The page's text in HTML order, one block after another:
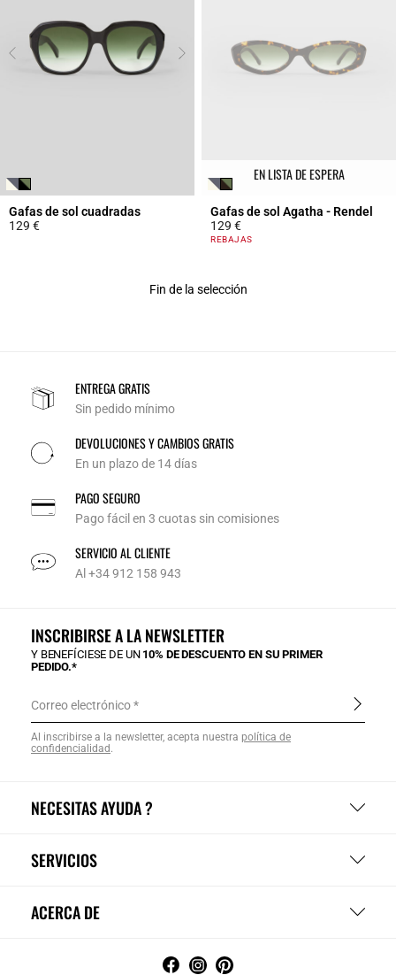
Gafas de sol cuadradas
129 €
EN LISTA DE ESPERA
Gafas de sol Agatha - Rendel
129 €
3,1 out of 5 Customer Rating
REBAJAS
Fin de la selección
ENTREGA GRATIS
Sin pedido mínimo
DEVOLUCIONES Y CAMBIOS GRATIS
En un plazo de 14 días
PAGO SEGURO
Pago fácil en 3 cuotas sin comisiones
SERVICIO AL CLIENTE
Al +34 912 158 943
NECESITAS AYUDA ?
SERVICIOS
ACERCA DE
INSCRIBIRSE A LA NEWSLETTER
Y BENEFÍCIESE DE UN 10% DE DESCUENTO EN SU PRIMER
PEDIDO.*
Correo electrónico
Al inscribirse a la newsletter, acepta nuestra política de
confidencialidad .